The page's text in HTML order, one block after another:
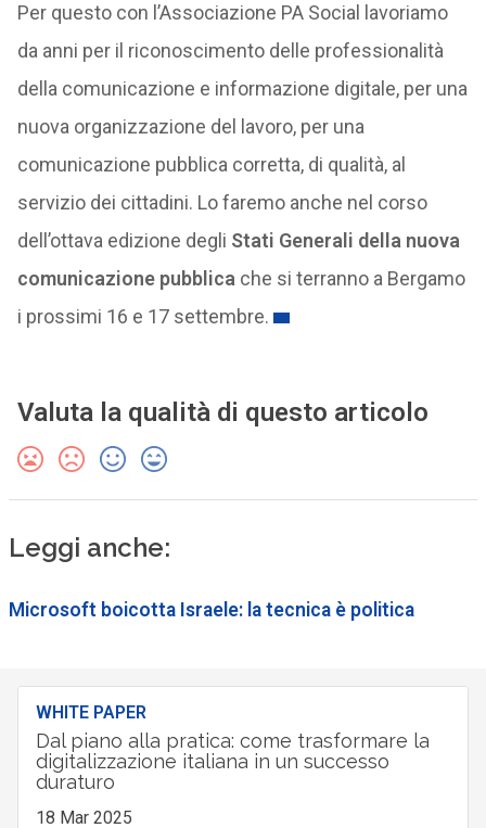
Per questo con l’Associazione PA Social lavoriamo
da anni per il riconoscimento delle professionalità
della comunicazione e informazione digitale, per una
nuova organizzazione del lavoro, per una
comunicazione pubblica corretta, di qualità, al
servizio dei cittadini. Lo faremo anche nel corso
dell’ottava edizione degli Stati Generali della nuova
comunicazione pubblica che si terranno a Bergamo
i prossimi 16 e 17 settembre.
Valuta la qualità di questo articolo
Leggi anche:
Microsoft boicotta Israele: la tecnica è politica
WHITE PAPER
Dal piano alla pratica: come trasformare la
digitalizzazione italiana in un successo
duraturo
18 Mar 2025